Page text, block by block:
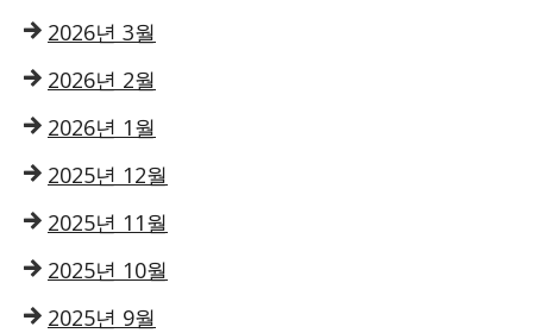
2026년 3월
2026년 2월
2026년 1월
2025년 12월
2025년 11월
2025년 10월
2025년 9월